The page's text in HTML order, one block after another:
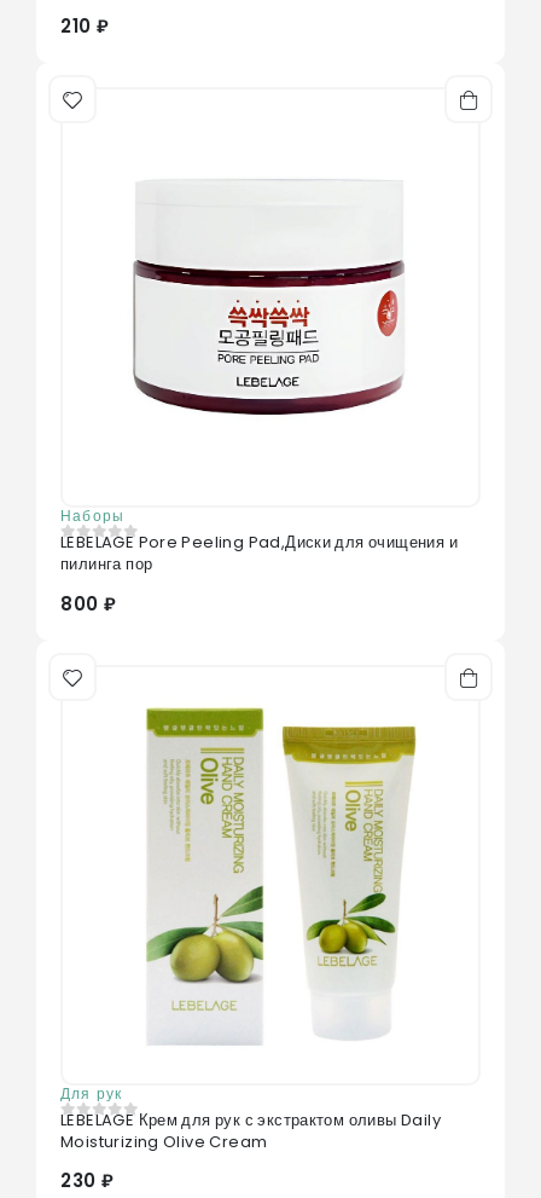
210 ₽
Наборы
0из 5
LEBELAGE Pore Peeling Pad,Диски для очищения и
пилинга пор
800 ₽
Для рук
0из 5
LEBELAGE Крем для рук с экстрактом оливы Daily
Moisturizing Olive Cream
230 ₽